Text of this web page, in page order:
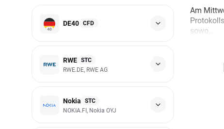
DE40 CFD
RWE STC
RWE.DE, RWE AG
Nokia STC
NOKIA.FI, Nokia OYJ
Am
sowo...